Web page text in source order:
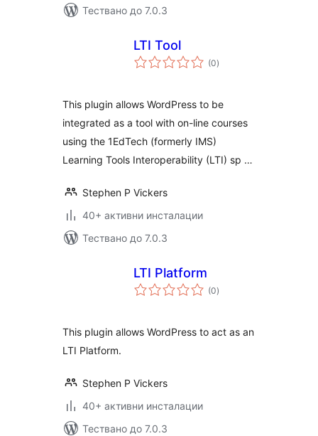
Тествано до 7.0.3
LTI Tool
(0общо
оценки
)
This plugin allows WordPress to be
integrated as a tool with on-line courses
using the 1EdTech (formerly IMS)
Learning Tools Interoperability (LTI) sp …
Stephen P Vickers
40+ активни инсталации
Тествано до 7.0.3
LTI Platform
(0общо
оценки
)
This plugin allows WordPress to act as an
LTI Platform.
Stephen P Vickers
40+ активни инсталации
Тествано до 7.0.3